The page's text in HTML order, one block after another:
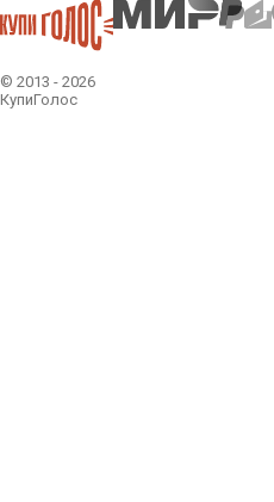
© 2013 - 2026
КупиГолос